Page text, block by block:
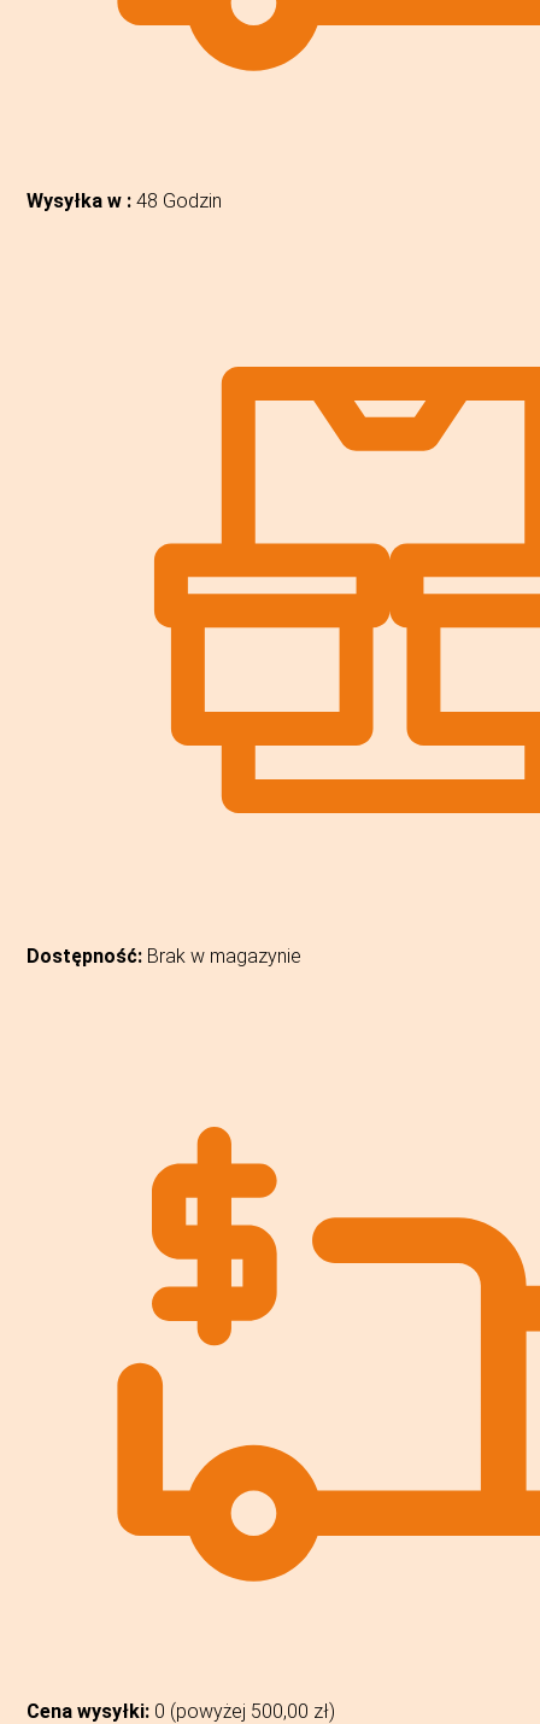
Wysyłka w : 48 Godzin
Dostępność: Brak w magazynie
Cena wysyłki: 0 (powyżej 500,00 zł)